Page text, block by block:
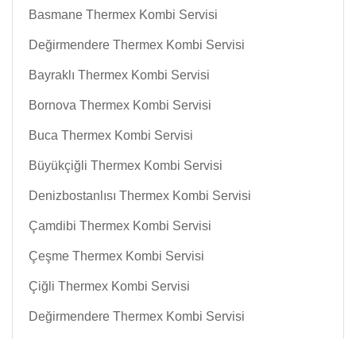
Basmane Thermex Kombi Servisi
Değirmendere Thermex Kombi Servisi
Bayraklı Thermex Kombi Servisi
Bornova Thermex Kombi Servisi
Buca Thermex Kombi Servisi
Büyükçiğli Thermex Kombi Servisi
Denizbostanlısı Thermex Kombi Servisi
Çamdibi Thermex Kombi Servisi
Çeşme Thermex Kombi Servisi
Çiğli Thermex Kombi Servisi
Değirmendere Thermex Kombi Servisi